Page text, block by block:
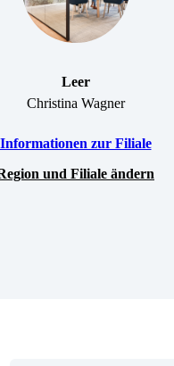
Leer
Christina Wagner
Informationen zur Filiale
und Filiale ändern